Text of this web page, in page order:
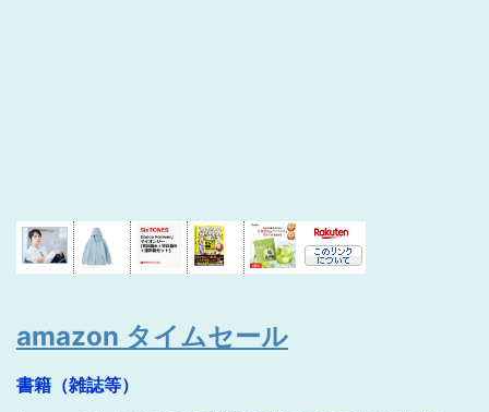
amazon タイムセール
書籍（雑誌等）